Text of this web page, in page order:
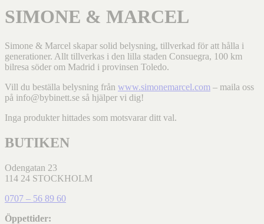
SIMONE & MARCEL
Simone & Marcel skapar solid belysning, tillverkad för att hålla i
generationer. Allt tillverkas i den lilla staden Consuegra, 100 km
bilresa söder om Madrid i provinsen Toledo.
Vill du beställa belysning från www.simonemarcel.com – maila oss
på info@bybinett.se så hjälper vi dig!
Inga produkter hittades som motsvarar ditt val.
BUTIKEN
Odengatan 23
114 24 STOCKHOLM
0707 – 56 89 60
Öppettider: